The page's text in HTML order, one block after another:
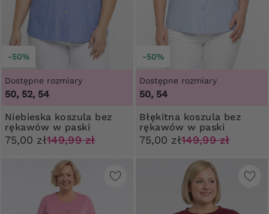
-50%
Dostępne rozmiary
50, 52, 54
Niebieska koszula bez
rękawów w paski
75,00 zł149,99 zł
-50%
Dostępne rozmiary
50, 54
Błękitna koszula bez
rękawów w paski
75,00 zł149,99 zł